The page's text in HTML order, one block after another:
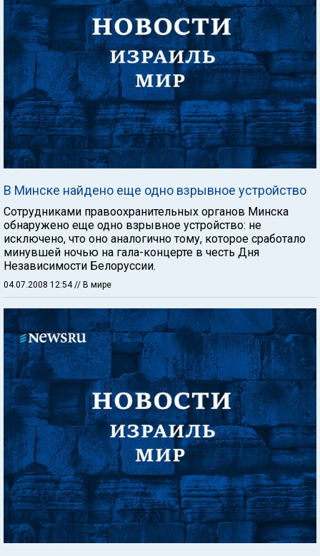
В Минске найдено еще одно взрывное устройство
Сотрудниками правоохранительных органов Минска
обнаружено еще одно взрывное устройство: не
исключено, что оно аналогично тому, которое сработало
минувшей ночью на гала-концерте в честь Дня
Независимости Белоруссии.
04.07.2008 12:54// В мире